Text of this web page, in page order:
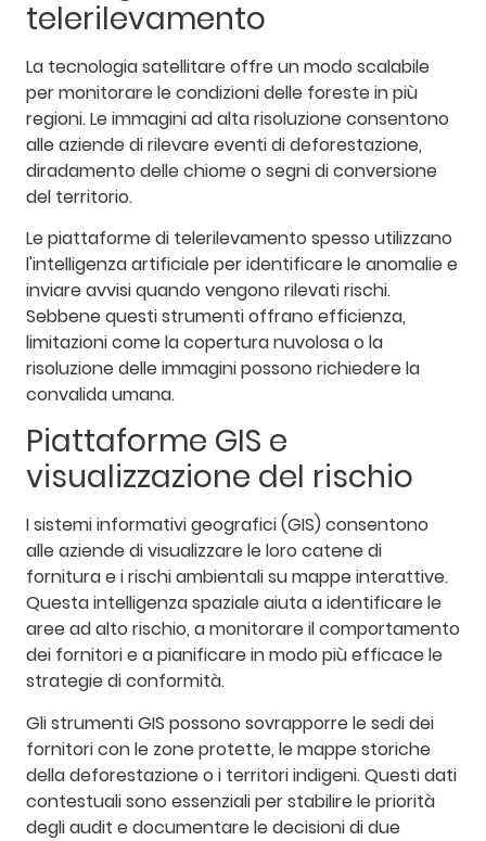
telerilevamento
La tecnologia satellitare offre un modo scalabile
per monitorare le condizioni delle foreste in più
regioni. Le immagini ad alta risoluzione consentono
alle aziende di rilevare eventi di deforestazione,
diradamento delle chiome o segni di conversione
del territorio.
Le piattaforme di telerilevamento spesso utilizzano
l'intelligenza artificiale per identificare le anomalie e
inviare avvisi quando vengono rilevati rischi.
Sebbene questi strumenti offrano efficienza,
limitazioni come la copertura nuvolosa o la
risoluzione delle immagini possono richiedere la
convalida umana.
Piattaforme GIS e
visualizzazione del rischio
I sistemi informativi geografici (GIS) consentono
alle aziende di visualizzare le loro catene di
fornitura e i rischi ambientali su mappe interattive.
Questa intelligenza spaziale aiuta a identificare le
aree ad alto rischio, a monitorare il comportamento
dei fornitori e a pianificare in modo più efficace le
strategie di conformità.
Gli strumenti GIS possono sovrapporre le sedi dei
fornitori con le zone protette, le mappe storiche
della deforestazione o i territori indigeni. Questi dati
contestuali sono essenziali per stabilire le priorità
degli audit e documentare le decisioni di due